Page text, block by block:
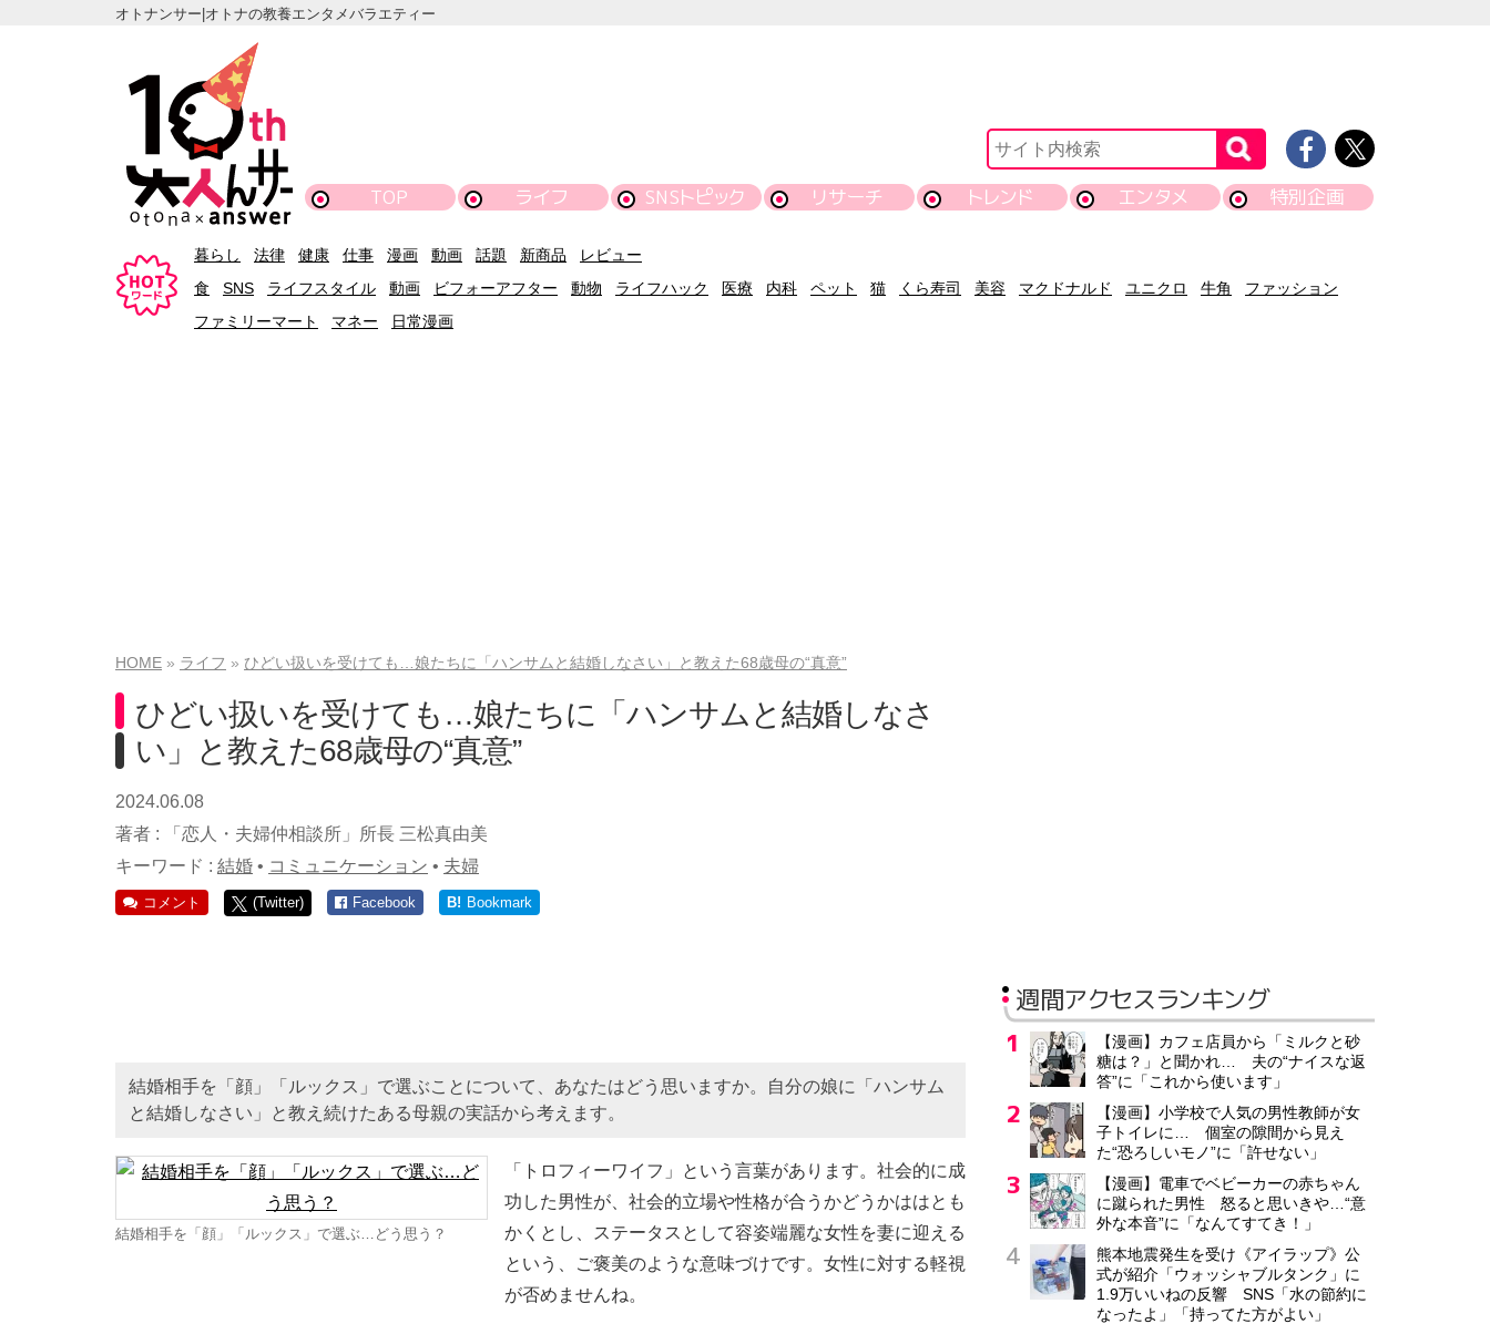
オトナンサー|オトナの教養エンタメバラエティー
TOP ライフ SNSトピック リサーチ トレンド エンタメ 特別企画
暮らし 法律 健康 仕事 漫画 動画 話題 新商品
レビュー
食
SNS ライフスタイル 動画 ビフォーアフター 動物 ライフハック 医療 内科 ペット 猫 くら寿司 美容 マクドナルド ユニクロ 牛角
ファッション
ファミリーマート
マネー 日常漫画
HOME ライフ ひどい扱いを受けても…娘たちに「ハンサムと結婚しなさい」と教えた68歳母の“真意”
ひどい扱いを受けても…娘たちに「ハンサムと結婚しなさ
い」と教えた68歳母の“真意”
2024.06.08
著者 :
「恋人・夫婦仲相談所」所長 三松真由美
キーワード : 結婚 • コミュニケーション • 夫婦
コメント (Twitter) Facebook B! Bookmark
結婚相手を「顔」「ルックス」で選ぶことについて、あなたはどう思いますか。自分の娘に「ハンサム
と結婚しなさい」と教え続けたある母親の実話から考えます。
結婚相手を「顔」「ルックス」で選ぶ…どう思う？
「トロフィーワイフ」という言葉があります。社会的に成
功した男性が、社会的立場や性格が合うかどうかははとも
かくとし、ステータスとして容姿端麗な女性を妻に迎える
という、ご褒美のような意味づけです。女性に対する軽視
が否めませんね。
週間アクセスランキング
【漫画】カフェ店員から「ミルクと砂
糖は？」と聞かれ… 夫の“ナイスな返
答”に「これから使います」
【漫画】小学校で人気の男性教師が女
子トイレに… 個室の隙間から見え
た“恐ろしいモノ”に「許せない」
【漫画】電車でベビーカーの赤ちゃん
に蹴られた男性 怒ると思いきや…“意
外な本音”に「なんてすてき！」
熊本地震発生を受け《アイラップ》公
式が紹介「ウォッシャブルタンク」に
1.9万いいねの反響 SNS「水の節約に
なったよ」「持ってた方がよい」